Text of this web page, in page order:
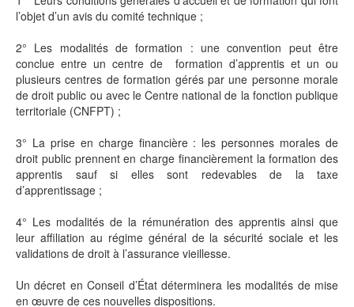
l’objet d’un avis du comité technique ;
2° Les modalités de formation : une convention peut être
conclue entre un centre de formation d’apprentis et un ou
plusieurs centres de formation gérés par une personne morale
de droit public ou avec le Centre national de la fonction publique
territoriale (CNFPT) ;
3° La prise en charge financière : les personnes morales de
droit public prennent en charge financièrement la formation des
apprentis sauf si elles sont redevables de la taxe
d’apprentissage ;
4° Les modalités de la rémunération des apprentis ainsi que
leur affiliation au régime général de la sécurité sociale et les
validations de droit à l’assurance vieillesse.
Un décret en Conseil d’État déterminera les modalités de mise
en œuvre de ces nouvelles dispositions.